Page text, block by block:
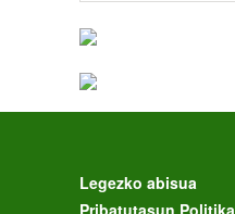
Legezko abisua
Pribatutasun Politika